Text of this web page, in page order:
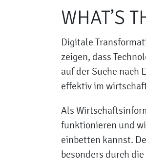
WHAT’S
Digitale
zeigen, dass
auf der Suche nach
effektiv im
Als
funktionieren und
einbetten kannst.
besonders durch